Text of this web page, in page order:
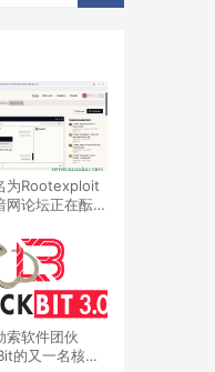
为Rootexploit
网论坛正在酝
索软件团伙
的又一名核心